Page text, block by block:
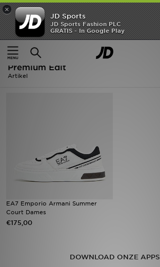
×
JD Sports
JD Sports Fashion PLC
GRATIS - In Google Play
Thuis
Dames
Dames - EA7 Summer Court -
Premium Edit
Artikel
EA7 Emporio Armani Summer
Court Dames
€175,00
DOWNLOAD ONZE APPS
Home
Offers
New In
Collecties
Voetbal
Sports